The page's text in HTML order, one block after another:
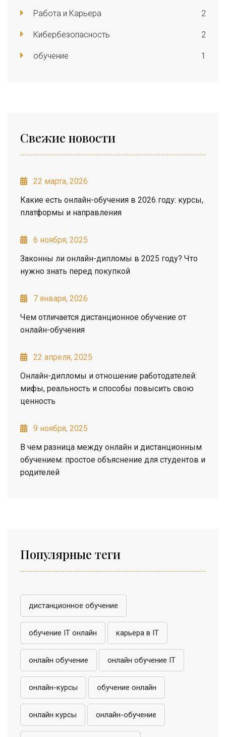
Работа и Карьера 2
Кибербезопасность 2
обучение 1
Свежие новости
22 марта, 2026
Какие есть онлайн-обучения в 2026 году: курсы,
платформы и направления
6 ноября, 2025
Законны ли онлайн-дипломы в 2025 году? Что
нужно знать перед покупкой
7 января, 2026
Чем отличается дистанционное обучение от
онлайн-обучения
22 апреля, 2025
Онлайн-дипломы и отношение работодателей:
мифы, реальность и способы повысить свою
ценность
9 ноября, 2025
В чем разница между онлайн и дистанционным
обучением: простое объяснение для студентов и
родителей
Популярные теги
дистанционное обучение
обучение IT онлайн карьера в IT
онлайн обучение онлайн обучение IT
онлайн-курсы обучение онлайн
онлайн курсы онлайн-обучение